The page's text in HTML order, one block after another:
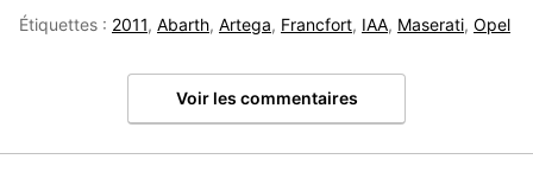
Étiquettes : 2011, Abarth, Artega, Francfort, IAA, Maserati, Opel
Voir les commentaires